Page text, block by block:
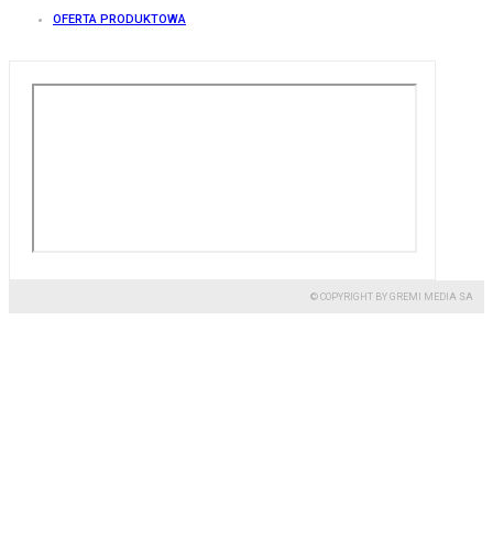
OFERTA PRODUKTOWA
© COPYRIGHT BY GREMI MEDIA SA